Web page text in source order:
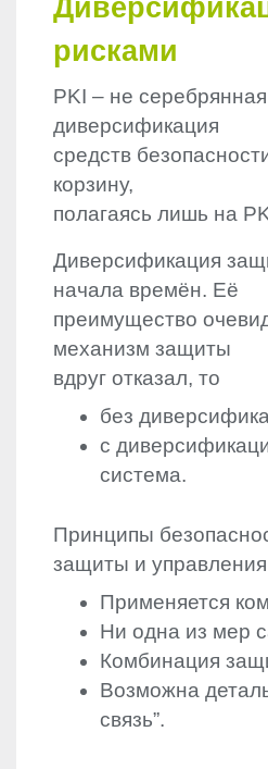
рисками
PKI – не
диверсификация
средств
корзину,
полагаясь лишь на
Диверсификация
начала времён. Её
преимущество
механизм защиты
вдруг отказал, то
без
с
система.
Принципы
защиты и
Применяется
Ни одна из мер
Комбинация
Возможна
связь”.